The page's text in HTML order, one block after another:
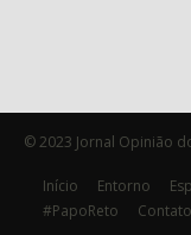
© 2023 Jornal Opinião
Início Entorno
#PapoReto
Contato